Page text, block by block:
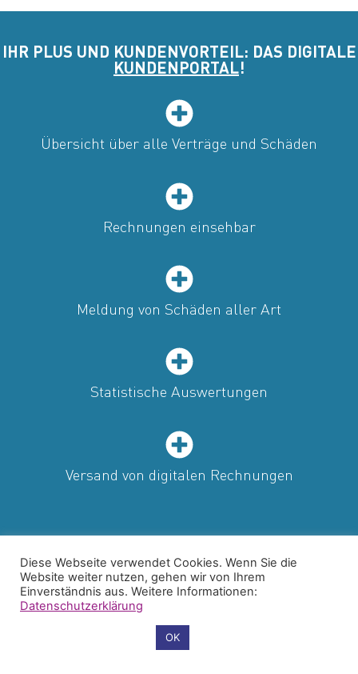
IHR PLUS UND KUNDENVORTEIL: DAS DIGITALE
KUNDENPORTAL!
Übersicht über alle Verträge und Schäden
Rechnungen einsehbar
Meldung von Schäden aller Art
Statistische Auswertungen
Versand von digitalen Rechnungen
Diese Webseite verwendet Cookies. Wenn Sie die
Website weiter nutzen, gehen wir von Ihrem
Einverständnis aus. Weitere Informationen:
Datenschutzerklärung
OK